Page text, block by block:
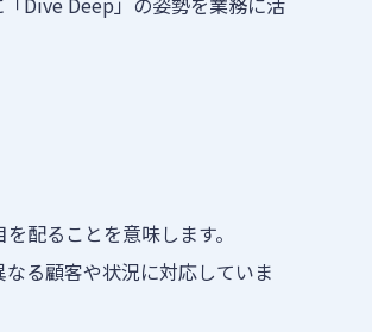
配ることを意味します。
る顧客や状況に対応していま